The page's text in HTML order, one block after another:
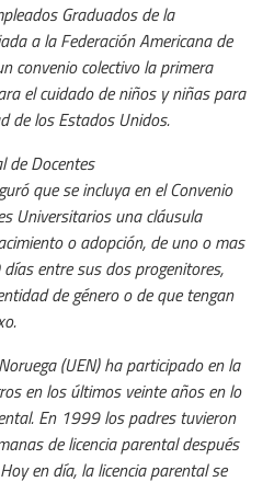
Graduados de la
a la Federación Americana de
convenio colectivo la primera
el cuidado de niños y niñas para
de los Estados Unidos.
de Docentes
que se incluya en el Convenio
Universitarios una cláusula
o adopción, de uno o mas
entre sus dos progenitores,
de género o de que tengan
(UEN) ha participado en la
en los últimos veinte años en lo
En 1999 los padres tuvieron
de licencia parental después
en día, la licencia parental se